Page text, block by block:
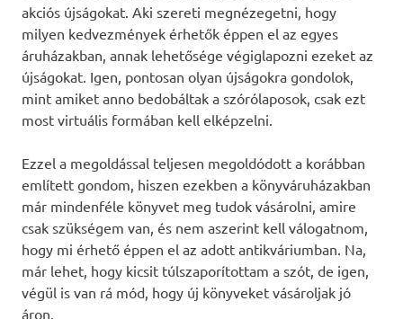
akciós újságokat. Aki szereti megnézegetni, hogy
milyen kedvezmények érhetők éppen el az egyes
áruházakban, annak lehetősége végiglapozni ezeket az
újságokat. Igen, pontosan olyan újságokra gondolok,
mint amiket anno bedobáltak a szórólaposok, csak ezt
most virtuális formában kell elképzelni.
Ezzel a megoldással teljesen megoldódott a korábban
említett gondom, hiszen ezekben a könyváruházakban
már mindenféle könyvet meg tudok vásárolni, amire
csak szükségem van, és nem aszerint kell válogatnom,
hogy mi érhető éppen el az adott antikváriumban. Na,
már lehet, hogy kicsit túlszaporítottam a szót, de igen,
végül is van rá mód, hogy új könyveket vásároljak jó
áron.